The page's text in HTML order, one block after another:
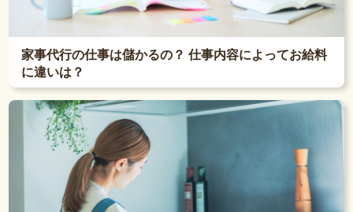
家事代行の仕事は儲かるの？ 仕事内容によってお給料
に違いは？